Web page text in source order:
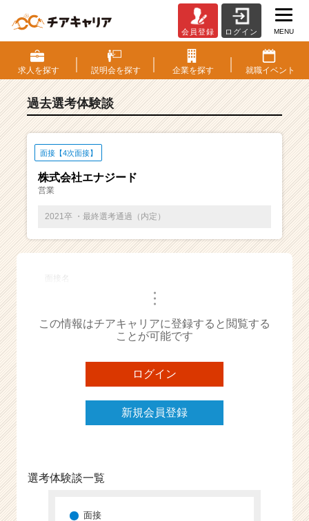
S・
選
考
験
ベ
チ
ー・
成
ら
ス
ト
が
届
く
会員登録 ログイン MENU
求人を探す 説明会を探す 企業を探す 就職イベント
過去選考体験談
面接【4次面接】
株式会社エナジード
営業
2021卒 ・最終選考通過（内定）
面接名
・・・
この情報はチアキャリアに登録すると閲覧する
ことが可能です
ログイン
新規会員登録
選考体験談一覧
面接